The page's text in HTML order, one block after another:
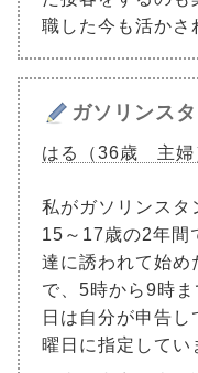
職した今も活かさ
ガソリンス
はる（36歳 主婦
私がガソリンスタ
15～17歳の2年間
達に誘われて始め
で、5時から9時
日は自分が申告し
曜日に指定してい